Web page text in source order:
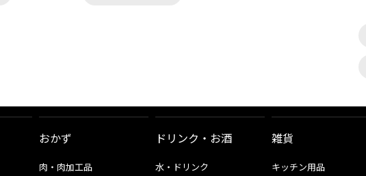
おかず
肉・肉加工品
ドリンク・お酒
水・ドリンク
雑貨
キッチン用品